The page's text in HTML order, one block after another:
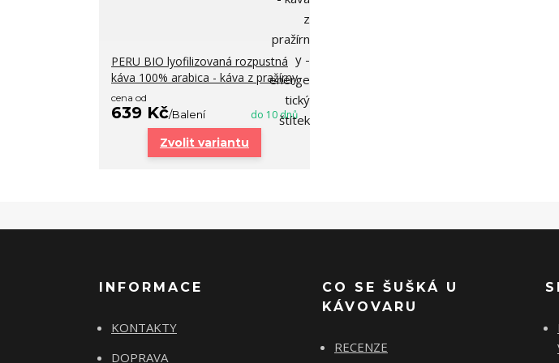
PERU BIO lyofilizovaná rozpustná
káva 100% arabica - káva z pražírny
cena od
639 Kč/Balení do 10 dnů
Zvolit variantu
INFORMACE
KONTAKTY
DOPRAVA
CO SE ŠUŠKÁ U
KÁVOVARU
RECENZE